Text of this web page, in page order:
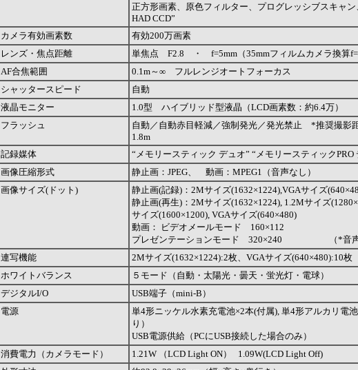
正方形画素、原色フィルター、プログレッシブスキャン
HAD CCD”
カメラ有効画素数
有効200万画素
レンズ・焦点距離
単焦点 F2.8 ・ f=5mm（35mmフィルムカメラ換算
AF合焦範囲
0.1m～∞ フルレンジオートフォーカス
シャッタースピード
自動
液晶モニター
1.0型 ハイブリッド型液晶（LCD画素数：約6.4万）
フラッシュ
自動／自動赤目軽減／強制発光／発光禁止 *推奨撮影
1.8m
記録媒体
“メモリースティック デュオ” “メモリースティックPRO
画像圧縮形式
静止画：JPEG、 動画：MPEG1（音声なし）
画像サイズ(ドット)
静止画(記録)：2Mサイズ(1632×1224),VGAサイズ
静止画(再生)：2Mサイズ(1632×1224), 1.2Mサイズ
サイズ(1600×1200), VGAサイズ(640×480)
動画： ビデオメールモード 160×112
プレゼンテーションモード 320×240 （*音声
連写機能
2Mサイズ(1632×1224):2枚、VGAサイズ(640×480):10枚
ホワイトバランス
５モード（自動・太陽光・曇天・蛍光灯・電球）
デジタルI/O
USB端子（mini-B）
電源
単4形ニッケル水素充電池×2本(付属), 単4形アルカリ電
り）
USB電源供給（PCにUSB接続した場合のみ）
消費電力（カメラモード）
1.21W （LCD Light ON） 1.09W(LCD Light Off)